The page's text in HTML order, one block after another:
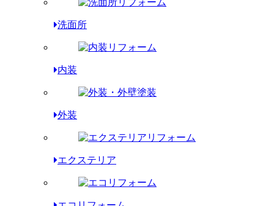
洗面所
内装
外装
エクステリア